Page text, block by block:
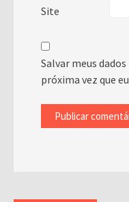
Site
Salvar meus
próxima vez que